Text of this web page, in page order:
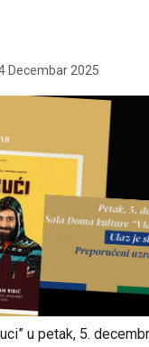
Decembar 2025
u petak, 5.